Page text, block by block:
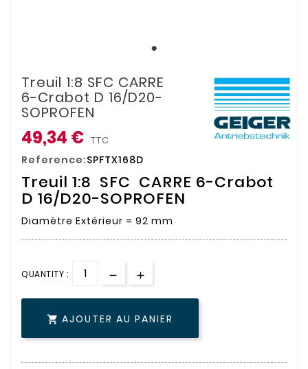
Treuil 1:8 SFC CARRE
6-Crabot D 16/D20-
SOPROFEN
49,34 € TTC
Reference:SPFTX168D
Treuil 1:8 SFC CARRE 6-Crabot
D 16/D20-SOPROFEN
Diamètre Extérieur = 92 mm
QUANTITY :
 AJOUTER AU PANIER